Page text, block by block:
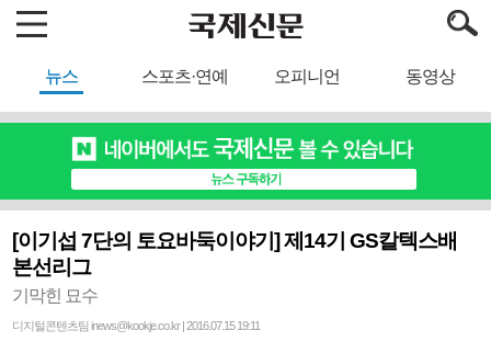
뉴스 스포츠·연예 오피니언 동영상
[이기섭 7단의 토요바둑이야기] 제14기 GS칼텍스배
본선리그
기막힌 묘수
디지털콘텐츠팀 inews@kookje.co.kr | 2016.07.15 19:11